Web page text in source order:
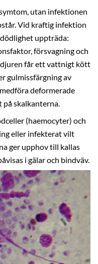
utan infektionen
Vid kraftig infektion
uppträda:
försvagning och
får ett vattnigt kött
gulmissfärgning av
deformerade
på skalkanterna.
(haemocyter) och
eller infekterat vilt
ger upphov till kallas
i gälar och bindväv.